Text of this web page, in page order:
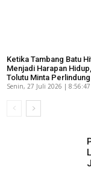
Ketika Tambang Batu
Menjadi Harapan
Tolutu Minta
Senin, 27 Juli 2026 | 8:56:47